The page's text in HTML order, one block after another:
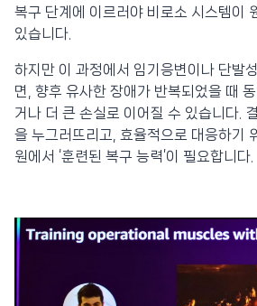
복구 단계에 이르러야 비로소 시스템이
있습니다.
하지만 이 과정에서 임기응변이나 단발
면, 향후 유사한 장애가 반복되었을 때
거나 더 큰 손실로 이어질 수 있습니다.
을 누그러뜨리고, 효율적으로 대응하기
원에서 ‘훈련된 복구 능력’이 필요합니다.